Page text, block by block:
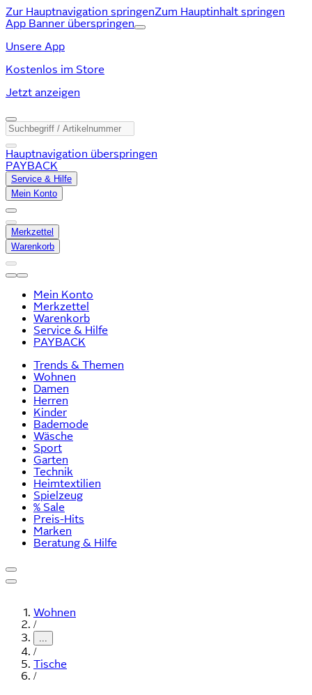
Zur Hauptnavigation springenZum Hauptinhalt springen
App Banner überspringen
Unsere App
Kostenlos im Store
Jetzt anzeigen
Hauptnavigation überspringen
PAYBACK
Service & Hilfe
Mein Konto
Merkzettel
Warenkorb
Mein Konto
Merkzettel
Warenkorb
Service & Hilfe
PAYBACK
Trends & Themen
Wohnen
Damen
Herren
Kinder
Bademode
Wäsche
Sport
Garten
Technik
Heimtextilien
Spielzeug
% Sale
Preis-Hits
Marken
Beratung & Hilfe
Wohnen
/
...
/
Tische
/